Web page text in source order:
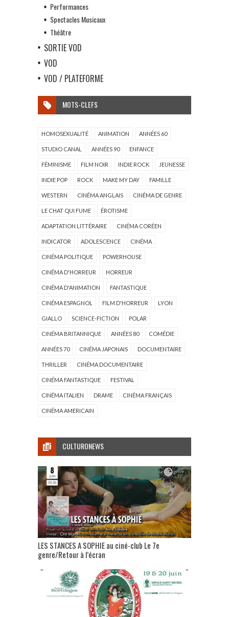
Performances
Spectacles Musicaux
Théâtre
SORTIE VOD
VOD
VOD / PLATEFORME
MOTS-CLEFS
HOMOSEXUALITÉ ANIMATION ANNÉES 60
STUDIO CANAL ANNÉES 90 ENFANCE
FÉMINISME FILM NOIR INDIE ROCK JEUNESSE
INDIE POP ROCK MAKE MY DAY FAMILLE
WESTERN CINÉMA ANGLAIS CINÉMA DE GENRE
LE CHAT QUI FUME ÉROTISME
ADAPTATION LITTÉRAIRE CINÉMA CORÉEN
INDICATOR ADOLESCENCE CINÉMA
CINÉMA POLITIQUE POWERHOUSE
CINÉMA D'HORREUR HORREUR
CINÉMA D'ANIMATION FANTASTIQUE
CINÉMA ESPAGNOL FILM D'HORREUR LYON
GIALLO SCIENCE-FICTION POLAR
CINÉMA BRITANNIQUE ANNÉES 80 COMÉDIE
ANNÉES 70 CINÉMA JAPONAIS DOCUMENTAIRE
THRILLER CINÉMA DOCUMENTAIRE
CINÉMA FANTASTIQUE FESTIVAL
CINÉMA ITALIEN DRAME CINÉMA FRANÇAIS
CINÉMA AMERICAIN
CULTURONEWS
LES STANCES A SOPHIE au ciné-club Le 7e
genre/Retour à l’écran